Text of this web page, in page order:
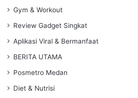
Gym & Workout
Review Gadget Singkat
Aplikasi Viral & Bermanfaat
BERITA UTAMA
Posmetro Medan
Diet & Nutrisi